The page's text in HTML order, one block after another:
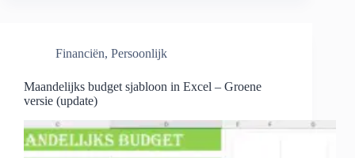
Financiën, Persoonlijk
Maandelijks budget sjabloon in Excel – Groene
versie (update)